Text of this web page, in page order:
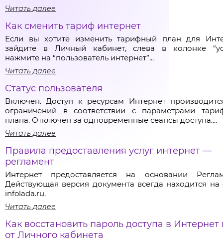
Читать далее
Как сменить тариф интернет
Если вы хотите изменить тарифный план для
зайдите в Личный кабинет, слева в колонке
нажмите на “пользователь интернет”...
Читать далее
Статус пользователя
Включен. Доступ к ресурсам Интернет
ограничений в соответствии с параметрами
плана. Отключен за одновременные сеансы доступа....
Читать далее
Правила предоставления услуг интернет —
регламент
Интернет предоставляется на основании
Действующая версия документа всегда находится на
infolada.ru.
Читать далее
Как восстановить пароль доступа в Интернет
от Личного кабинета